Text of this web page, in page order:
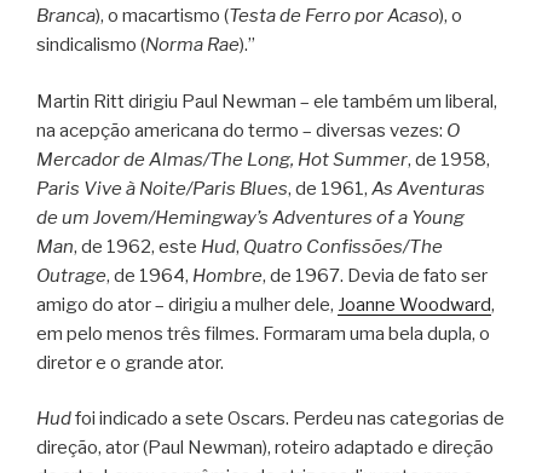
Branca), o macartismo (Testa de Ferro por Acaso), o
sindicalismo (Norma Rae).”
Martin Ritt dirigiu Paul Newman – ele também um liberal,
na acepção americana do termo – diversas vezes: O
Mercador de Almas/The Long, Hot Summer, de 1958,
Paris Vive à Noite/Paris Blues, de 1961, As Aventuras
de um Jovem/Hemingway’s Adventures of a Young
Man, de 1962, este Hud, Quatro Confissões/The
Outrage, de 1964, Hombre, de 1967. Devia de fato ser
amigo do ator – dirigiu a mulher dele, Joanne Woodward,
em pelo menos três filmes. Formaram uma bela dupla, o
diretor e o grande ator.
Hudfoi indicado a sete Oscars. Perdeu nas categorias de
direção, ator (Paul Newman), roteiro adaptado e direção